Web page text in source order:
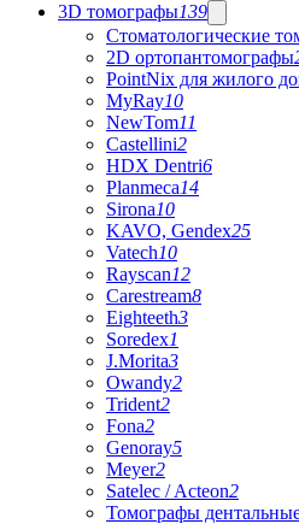
3D томографы139
Стоматологические
2D ортопантомографы
PointNix для жилого
MyRay10
NewTom11
Castellini2
HDX Dentri6
Planmeca14
Sirona10
KAVO, Gendex25
Vatech10
Rayscan12
Carestream8
Eighteeth3
Soredex1
J.Morita3
Owandy2
Trident2
Fona2
Genoray5
Meyer2
Satelec / Acteon2
Томографы